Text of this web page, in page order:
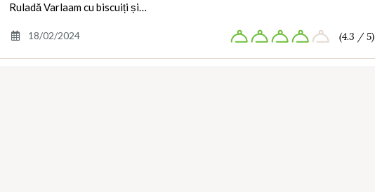
Ruladă Varlaam cu biscuiți și…
18/02/2024 (4.3 / 5)